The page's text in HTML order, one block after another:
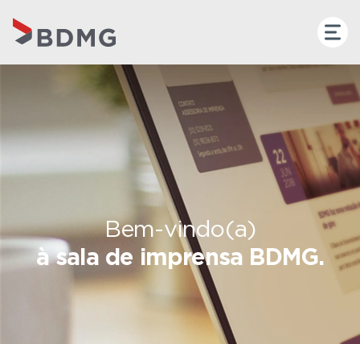
Bem-vindo(a)
à sala de imprensa BDMG.